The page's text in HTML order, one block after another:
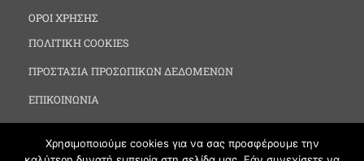
ΟΡΟΙ ΧΡΗΣΗΣ
ΠΟΛΙΤΙΚΗ COOKIES
ΠΡΟΣΤΑΣΙΑ ΠΡΟΣΩΠΙΚΩΝ ΔΕΔΟΜΕΝΩΝ
ΕΠΙΚΟΙΝΩΝΙΑ
Χρησιμοποιούμε cookies για να σας προσφέρουμε την